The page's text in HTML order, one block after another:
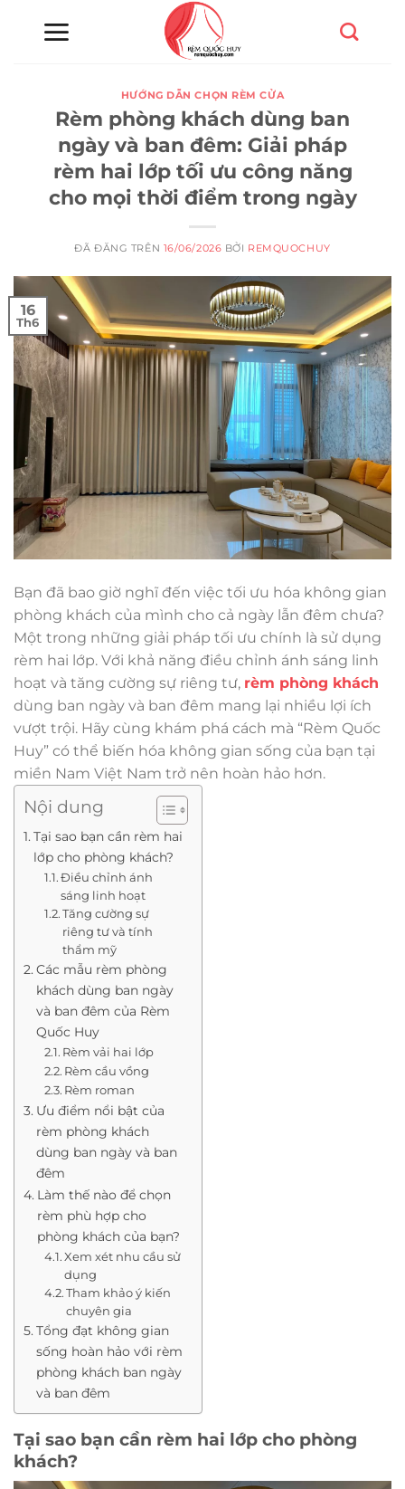
HƯỚNG DẪN CHỌN RÈM CỬA
Rèm phòng khách dùng ban
ngày và ban đêm: Giải pháp
rèm hai lớp tối ưu công năng
cho mọi thời điểm trong ngày
ĐÃ ĐĂNG TRÊN 16/06/2026 BỞI REMQUOCHUY
16
Th6
Bạn đã bao giờ nghĩ đến việc tối ưu hóa không gian
phòng khách của mình cho cả ngày lẫn đêm chưa?
Một trong những giải pháp tối ưu chính là sử dụng
rèm hai lớp. Với khả năng điều chỉnh ánh sáng linh
hoạt và tăng cường sự riêng tư, rèm phòng khách
dùng ban ngày và ban đêm mang lại nhiều lợi ích
vượt trội. Hãy cùng khám phá cách mà “Rèm Quốc
Huy” có thể biến hóa không gian sống của bạn tại
miền Nam Việt Nam trở nên hoàn hảo hơn.
Nội dung
Tại sao bạn cần rèm hai
lớp cho phòng khách?
Điều chỉnh ánh
sáng linh hoạt
Tăng cường sự
riêng tư và tính
thẩm mỹ
Các mẫu rèm phòng
khách dùng ban ngày
và ban đêm của Rèm
Quốc Huy
Rèm vải hai lớp
Rèm cầu vồng
Rèm roman
Ưu điểm nổi bật của
rèm phòng khách
dùng ban ngày và ban
đêm
Làm thế nào để chọn
rèm phù hợp cho
phòng khách của bạn?
Xem xét nhu cầu sử
dụng
Tham khảo ý kiến
chuyên gia
Tổng đạt không gian
sống hoàn hảo với rèm
phòng khách ban ngày
và ban đêm
Tại sao bạn cần rèm hai lớp cho phòng
khách?